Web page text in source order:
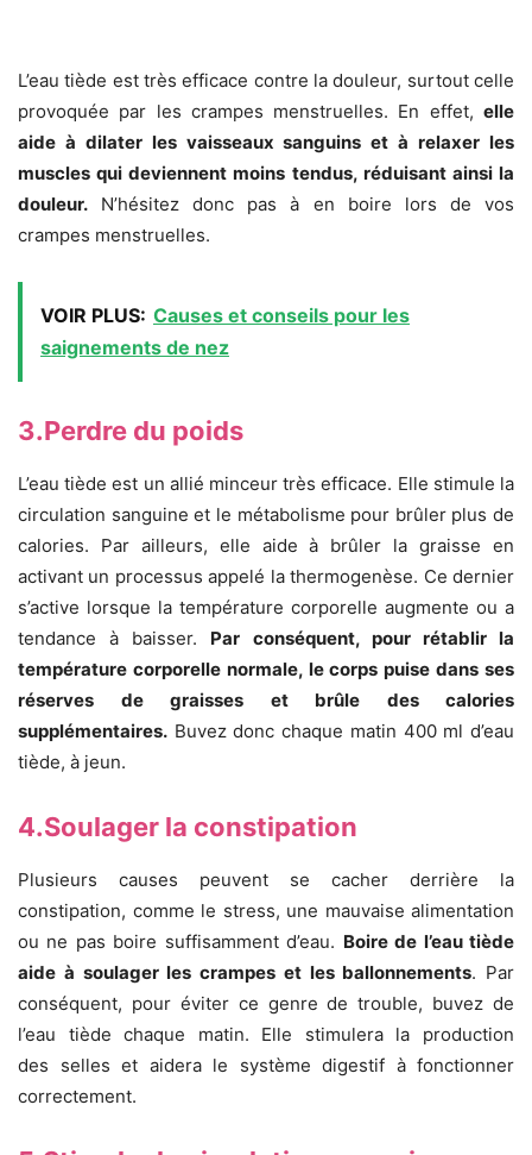
L’eau tiède est très efficace contre la douleur, surtout celle
provoquée par les crampes menstruelles. En effet, elle
aide à dilater les vaisseaux sanguins et à relaxer les
muscles qui deviennent moins tendus, réduisant ainsi la
douleur. N’hésitez donc pas à en boire lors de vos
crampes menstruelles.
VOIR PLUS: Causes et conseils pour les
saignements de nez
3.Perdre du poids
L’eau tiède est un allié minceur très efficace. Elle stimule la
circulation sanguine et le métabolisme pour brûler plus de
calories. Par ailleurs, elle aide à brûler la graisse en
activant un processus appelé la thermogenèse. Ce dernier
s’active lorsque la température corporelle augmente ou a
tendance à baisser. Par conséquent, pour rétablir la
température corporelle normale, le corps puise dans ses
réserves de graisses et brûle des calories
supplémentaires. Buvez donc chaque matin 400 ml d’eau
tiède, à jeun.
4.Soulager la constipation
Plusieurs causes peuvent se cacher derrière la
constipation, comme le stress, une mauvaise alimentation
ou ne pas boire suffisamment d’eau. Boire de l’eau tiède
aide à soulager les crampes et les ballonnements. Par
conséquent, pour éviter ce genre de trouble, buvez de
l’eau tiède chaque matin. Elle stimulera la production
des selles et aidera le système digestif à fonctionner
correctement.